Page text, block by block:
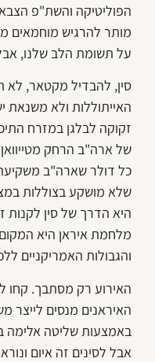
הפוליטיקה והשת"פ
מותר להרגיש מוחמאים
על תשומת הלב שלנו,
סין, להבדיל מקטאר, לא
האייתוללות ולא משנאת
זקוקה לבלגן במזרח
של ארה"ב הרחק מטייוואן
כל דולר שארה"ב
שלא מושקע בצוללות
היא הדרך של סין
מלחמת איראן היא
והגבולות האמריקניים
האירוע רק מסתבך. קחו
האיראנים מנסים לייצר
באמצעות שליטה אלימה
אבל לסינים זה איום